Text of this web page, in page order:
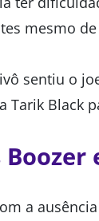
mesmo
sentiu o
Tarik Black
a